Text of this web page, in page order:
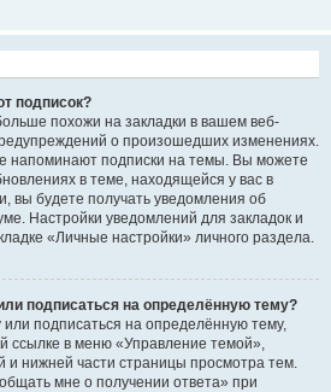
подписок?
похожи на закладки в вашем веб-
о произошедших изменениях.
напоминают подписки на темы. Вы можете
в теме, находящейся у вас в
вы будете получать уведомления об
Настройки уведомлений для закладок и
«Личные настройки» личного раздела.
подписаться на определённую тему?
или подписаться на определённую тему,
ссылке в меню «Управление темой»,
и нижней части страницы просмотра тем.
мне о получении ответа» при